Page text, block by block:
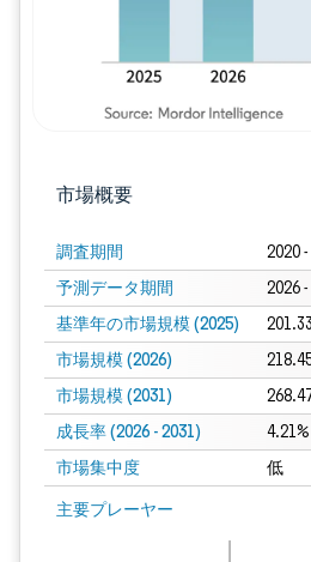
市場概要
調査期間 2020
予測データ期間 2026
基準年の市場規模 (2025)
市場規模 (2026)
市場規模 (2031)
成長率 (2026 - 2031)
市場集中度 低
主要プレーヤー
画像 © Mordor Intelligence。再利用には